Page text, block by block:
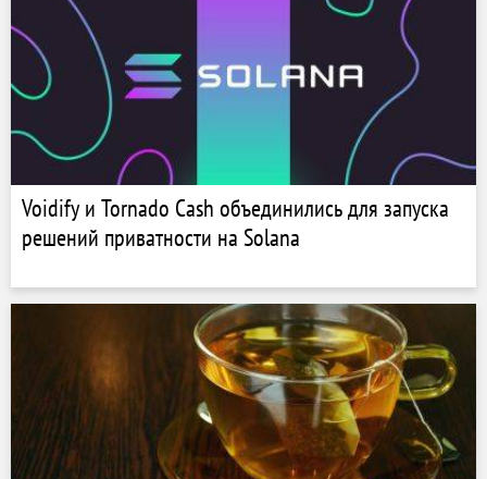
Voidify и Tornado Cash объединились для запуска
решений приватности на Solana